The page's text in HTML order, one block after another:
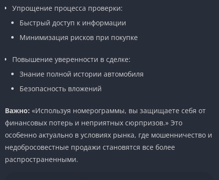
Упрощение процесса проверки:
Быстрый доступ к информации
Минимизация рисков при покупке
Повышение уверенности в сделке:
Знание полной истории автомобиля
Безопасность вложений
Важно: «Используя номерограммы, вы защищаете себя от
финансовых потерь и неприятных сюрпризов.» Это
особенно актуально в условиях рынка, где мошенничество и
недобросовестные продажи становятся все более
распространенными.